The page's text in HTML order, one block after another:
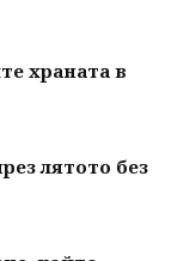
храната в
лятото без